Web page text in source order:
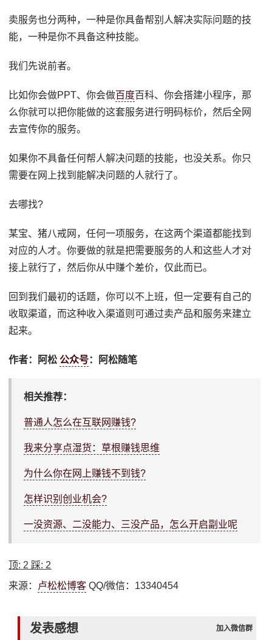
卖服务也分两种，一种是你具备帮别人解决实际问题的技
能，一种是你不具备这种技能。
我们先说前者。
比如你会做PPT、你会做百度百科、你会搭建小程序，那
么你就可以把你能做的这套服务进行明码标价，然后全网
去宣传你的服务。
如果你不具备任何帮人解决问题的技能，也没关系。你只
需要在网上找到能解决问题的人就行了。
去哪找?
某宝、猪八戒网，任何一项服务，在这两个渠道都能找到
对应的人才。你要做的就是把需要服务的人和这些人才对
接上就行了，然后你从中赚个差价，仅此而已。
回到我们最初的话题，你可以不上班，但一定要有自己的
收取渠道，而这种收入渠道则可通过卖产品和服务来建立
起来。
作者：阿松公众号：阿松随笔
相关推荐：
普通人怎么在互联网赚钱?
我来分享点湿货：草根赚钱思维
为什么你在网上赚钱不到钱?
怎样识别创业机会?
一没资源、二没能力、三没产品，怎么开启副业呢
顶: 2 踩: 2
来源： 卢松松博客 QQ/微信：13340454
发表感想 加入微信群